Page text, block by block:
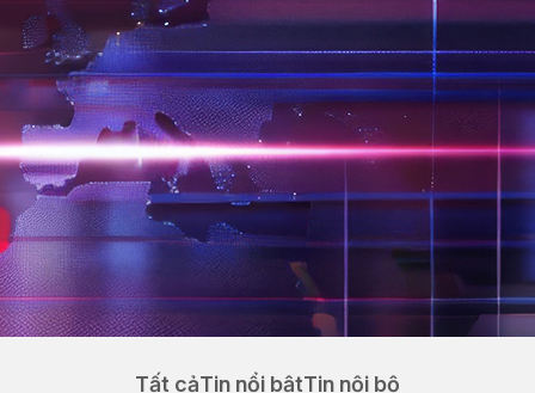
Tất cảTin nổi bậtTin nội bộ